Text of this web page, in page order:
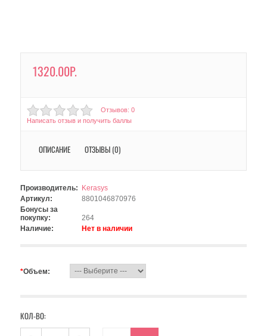
1320.00Р.
Отзывов: 0
Написать отзыв и получить баллы
ОПИСАНИЕ ОТЗЫВЫ (0)
Производитель:
Kerasys
Артикул:
8801046870976
Бонусы за
покупку:
264
Наличие:
Нет в наличии
*Объем:
КОЛ-ВО: